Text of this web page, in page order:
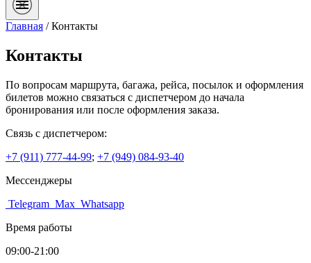
Главная / Контакты
Контакты
По вопросам маршрута, багажа, рейса, посылок и оформления
билетов можно связаться с диспетчером до начала
бронирования или после оформления заказа.
Связь с диспетчером:
+7 (911) 777-44-99; +7 (949) 084-93-40
Мессенджеры
Telegram Max Whatsapp
Время работы
09:00-21:00